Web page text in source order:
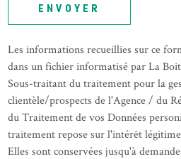
ENVOYER
Les informations recueillies sur ce
dans un fichier informatisé par La
Sous-traitant du traitement pour la
clientèle/prospects de l'Agence / du
du Traitement de vos Données
traitement repose sur l'intérêt
Elles sont conservées jusqu'à